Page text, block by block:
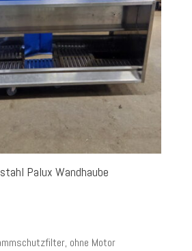
Palux Wandhaube
ohne Motor